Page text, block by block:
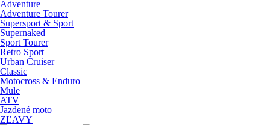
Adventure
Adventure Tourer
Supersport & Sport
Supernaked
Sport Tourer
Retro Sport
Urban Cruiser
Classic
Motocross & Enduro
Mule
ATV
Jazdené moto
ZĽAVY